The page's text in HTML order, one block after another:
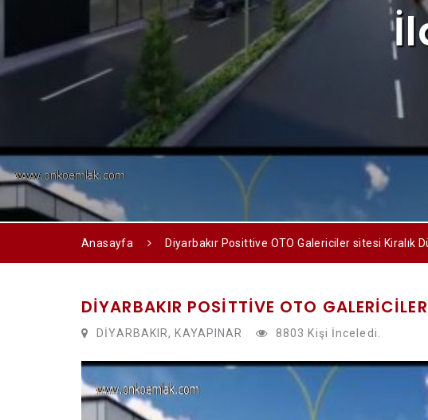
Anasayfa Diyarbakır Posittive OTO Galericiler sitesi Kiralık
DIYARBAKIR POSITTIVE OTO
DİYARBAKIR, KAYAPINAR 8803 Kişi İnceledi.